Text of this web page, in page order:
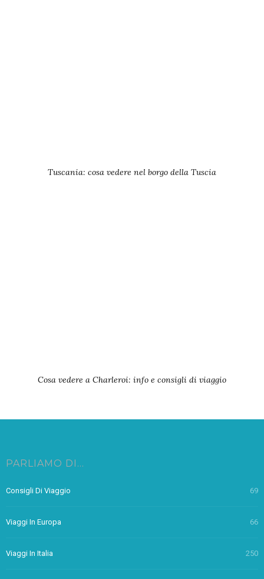
Tuscania: cosa vedere nel borgo della Tuscia
Cosa vedere a Charleroi: info e consigli di viaggio
PARLIAMO DI…
Consigli Di Viaggio 69
Viaggi In Europa 66
Viaggi In Italia 250